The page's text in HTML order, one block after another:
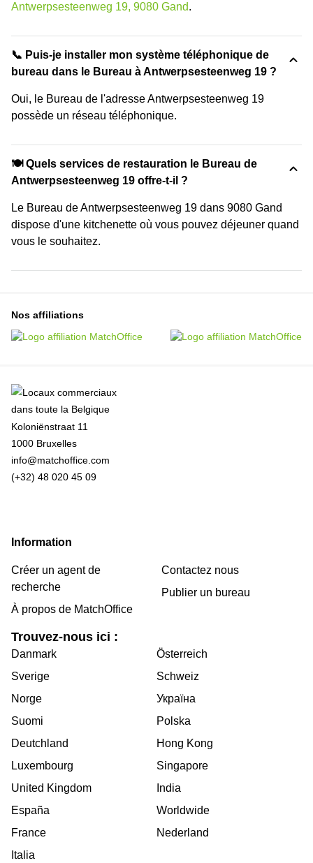
Antwerpsesteenweg 19, 9080 Gand.
📞 Puis-je installer mon système téléphonique de
bureau dans le Bureau à Antwerpsesteenweg 19 ?
Oui, le Bureau de l'adresse Antwerpsesteenweg 19
possède un réseau téléphonique.
🍽️ Quels services de restauration le Bureau de
Antwerpsesteenweg 19 offre-t-il ?
Le Bureau de Antwerpsesteenweg 19 dans 9080 Gand
dispose d'une kitchenette où vous pouvez déjeuner quand
vous le souhaitez.
Nos affiliations
Koloniënstraat 11
1000 Bruxelles
info@matchoffice.com
(+32) 48 020 45 09
Information
Créer un agent de
recherche
À propos de MatchOffice
Contactez nous
Publier un bureau
Trouvez-nous ici :
Danmark
Sverige
Norge
Suomi
Deutchland
Luxembourg
United Kingdom
España
France
Italia
Österreich
Schweiz
Україна
Polska
Hong Kong
Singapore
India
Worldwide
Nederland